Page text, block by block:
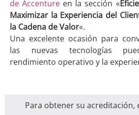
de Accenture en la sección «
Maximizar la Experiencia del
la Cadena de Valor«.
Una excelente ocasión para
las nuevas tecnologías
rendimiento operativo y la
Para obtener su acreditación,